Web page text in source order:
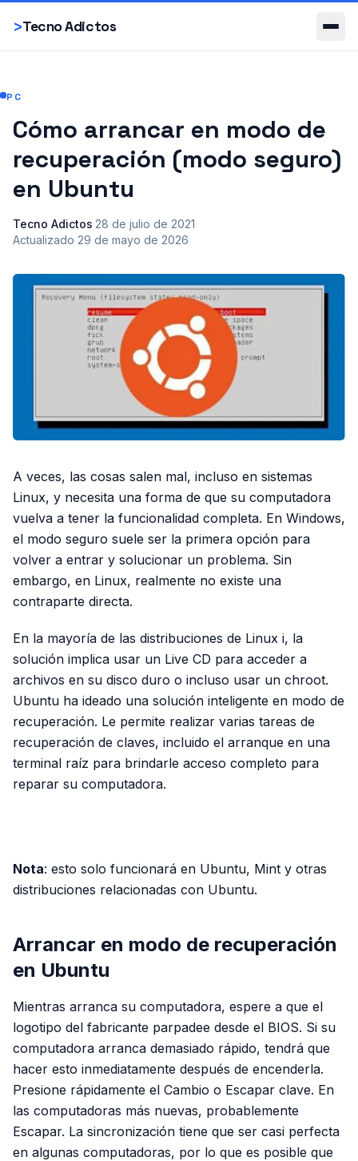
>Tecno Adictos
Smartphones
PC
Cómo arrancar en modo de
recuperación (modo seguro)
en Ubuntu
Tecno Adictos·28 de julio de 2021·
Actualizado 29 de mayo de 2026
A veces, las cosas salen mal, incluso en sistemas
Linux, y necesita una forma de que su computadora
vuelva a tener la funcionalidad completa. En Windows,
el modo seguro suele ser la primera opción para
volver a entrar y solucionar un problema. Sin
embargo, en Linux, realmente no existe una
contraparte directa.
En la mayoría de las distribuciones de Linux i, la
solución implica usar un Live CD para acceder a
archivos en su disco duro o incluso usar un chroot.
Ubuntu ha ideado una solución inteligente en modo de
recuperación. Le permite realizar varias tareas de
recuperación de claves, incluido el arranque en una
terminal raíz para brindarle acceso completo para
reparar su computadora.
Nota: esto solo funcionará en Ubuntu, Mint y otras
distribuciones relacionadas con Ubuntu.
Arrancar en modo de recuperación
en Ubuntu
Mientras arranca su computadora, espere a que el
logotipo del fabricante parpadee desde el BIOS. Si su
computadora arranca demasiado rápido, tendrá que
hacer esto inmediatamente después de encenderla.
Presione rápidamente el Cambio o Escapar clave. En
las computadoras más nuevas, probablemente
Escapar. La sincronización tiene que ser casi perfecta
en algunas computadoras, por lo que es posible que